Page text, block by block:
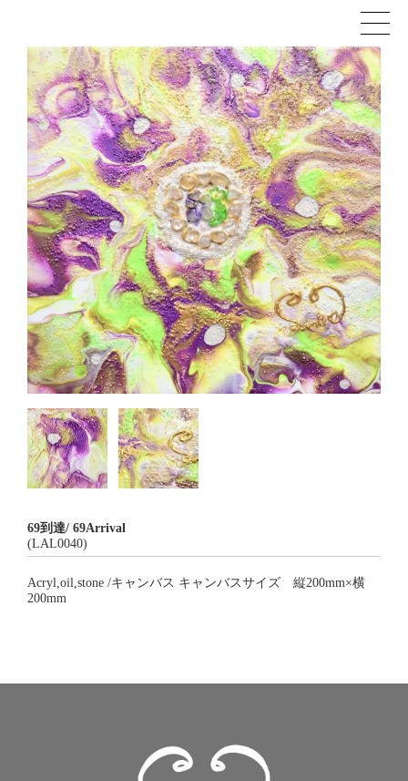
69到達/ 69Arrival
(LAL0040)
Acryl,oil,stone /キャンバス キャンバスサイズ 縦200mm×横
200mm